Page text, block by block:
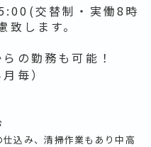
交替制・実働8時
します。
の勤務も可能！
毎）
込み、清掃作業もあり中高